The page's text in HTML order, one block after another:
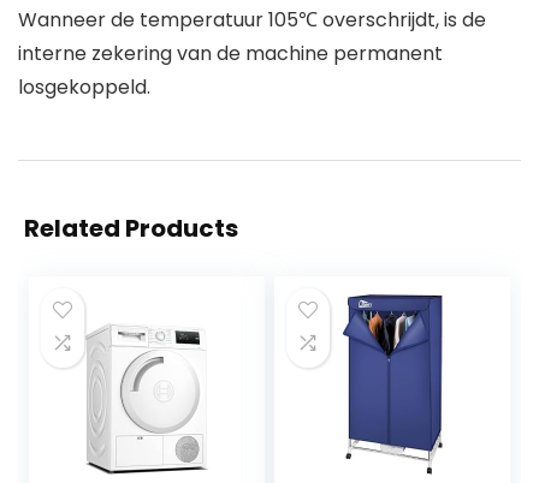
Wanneer de temperatuur 105℃ overschrijdt, is de
interne zekering van de machine permanent
losgekoppeld.
Related Products